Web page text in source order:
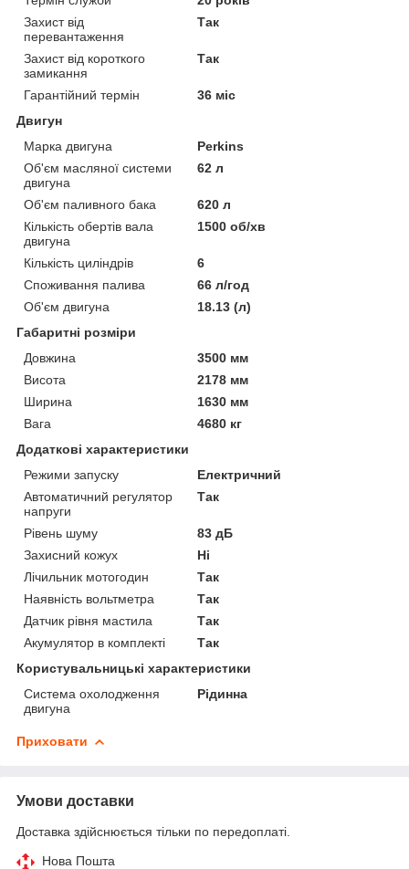
Захист від
перевантаження
Так
Захист від короткого
замикання
Так
Гарантійний термін
36 міс
Двигун
Марка двигуна
Perkins
Об'єм масляної системи
двигуна
62 л
Об'єм паливного бака
620 л
Кількість обертів вала
двигуна
1500 об/хв
Кількість циліндрів
6
Споживання палива
66 л/год
Об'єм двигуна
18.13 (л)
Габаритні розміри
Довжина
3500 мм
Висота
2178 мм
Ширина
1630 мм
Вага
4680 кг
Додаткові характеристики
Режими запуску
Електричний
Автоматичний регулятор
напруги
Так
Рівень шуму
83 дБ
Захисний кожух
Ні
Лічильник мотогодин
Так
Наявність вольтметра
Так
Датчик рівня мастила
Так
Акумулятор в комплекті
Так
Користувальницькі характеристики
Система охолодження
двигуна
Рідинна
Приховати
Умови доставки
Доставка здійснюється тільки по передоплаті.
Нова Пошта